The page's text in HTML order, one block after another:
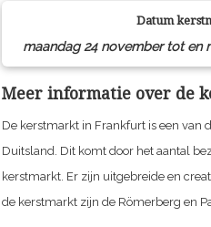
Datum
maandag 24 november tot en
Meer informatie over de
De kerstmarkt in Frankfurt is een van
Duitsland. Dit komt door het aantal
kerstmarkt. Er zijn uitgebreide en
de kerstmarkt zijn de Römerberg en